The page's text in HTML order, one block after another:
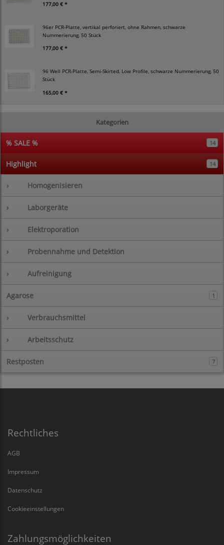
177,00 € *
96er PCR-Platte, vertikal perforiert, ohne Rahmen, schwarze
Nummerierung, 50 Stück
177,00 € *
96 Well PCR-Platte, Semi-Skirted, Low Profile, schwarze Nummerierung, 50
Stück
165,00 € *
Kategorien
% SALE % 14
Highlight 14
› Homogenisieren
› Laborgeräte
› Elektroporation
› Probennahme und Detektion
› Aufreinigung
Agarose 1
› Verbrauchsmittel
› Arbeitsschutz
Restposten 7
Rechtliches
AGB
Impressum
Datenschutz
Cookieeinstellungen
Zahlungsmöglichkeiten